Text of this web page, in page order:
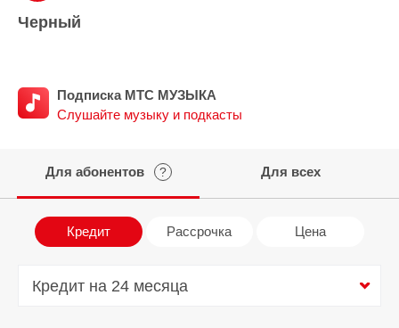
Черный
Подписка МТС МУЗЫКА
Слушайте музыку и подкасты
Для абонентов ? Для всех
Кредит Рассрочка Цена
Кредит на 24 месяца
Кредит на 24 месяца